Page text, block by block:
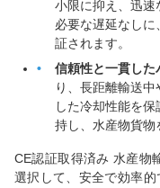
小限に抑え、迅速
必要な遅延なし
証されます。
信頼性と一貫した
り、長距離輸送
した冷却性能を
持し、水産物貨物
CE認証取得済み 水産物
選択して、安全で効率